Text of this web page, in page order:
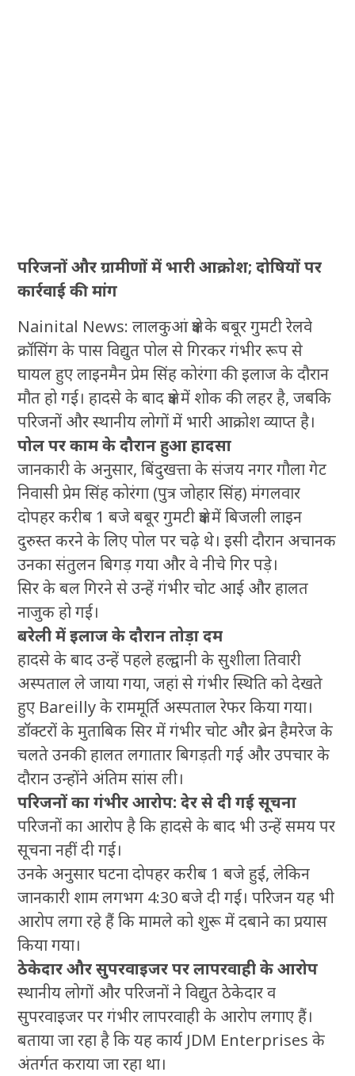
परिजनों और ग्रामीणों में भारी आक्रोश; दोषियों पर
कार्रवाई की मांग
Nainital News: लालकुआं क्षेत्र के बबूर गुमटी रेलवे
क्रॉसिंग के पास विद्युत पोल से गिरकर गंभीर रूप से
घायल हुए लाइनमैन प्रेम सिंह कोरंगा की इलाज के दौरान
मौत हो गई। हादसे के बाद क्षेत्र में शोक की लहर है, जबकि
परिजनों और स्थानीय लोगों में भारी आक्रोश व्याप्त है।
पोल पर काम के दौरान हुआ हादसा
जानकारी के अनुसार, बिंदुखत्ता के संजय नगर गौला गेट
निवासी प्रेम सिंह कोरंगा (पुत्र जोहार सिंह) मंगलवार
दोपहर करीब 1 बजे बबूर गुमटी क्षेत्र में बिजली लाइन
दुरुस्त करने के लिए पोल पर चढ़े थे। इसी दौरान अचानक
उनका संतुलन बिगड़ गया और वे नीचे गिर पड़े।
सिर के बल गिरने से उन्हें गंभीर चोट आई और हालत
नाजुक हो गई।
बरेली में इलाज के दौरान तोड़ा दम
हादसे के बाद उन्हें पहले हल्द्वानी के सुशीला तिवारी
अस्पताल ले जाया गया, जहां से गंभीर स्थिति को देखते
हुए Bareilly के राममूर्ति अस्पताल रेफर किया गया।
डॉक्टरों के मुताबिक सिर में गंभीर चोट और ब्रेन हैमरेज के
चलते उनकी हालत लगातार बिगड़ती गई और उपचार के
दौरान उन्होंने अंतिम सांस ली।
परिजनों का गंभीर आरोप: देर से दी गई सूचना
परिजनों का आरोप है कि हादसे के बाद भी उन्हें समय पर
सूचना नहीं दी गई।
उनके अनुसार घटना दोपहर करीब 1 बजे हुई, लेकिन
जानकारी शाम लगभग 4:30 बजे दी गई। परिजन यह भी
आरोप लगा रहे हैं कि मामले को शुरू में दबाने का प्रयास
किया गया।
ठेकेदार और सुपरवाइजर पर लापरवाही के आरोप
स्थानीय लोगों और परिजनों ने विद्युत ठेकेदार व
सुपरवाइजर पर गंभीर लापरवाही के आरोप लगाए हैं।
बताया जा रहा है कि यह कार्य JDM Enterprises के
अंतर्गत कराया जा रहा था।